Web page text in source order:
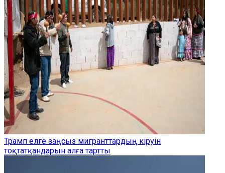
Трамп елге заңсыз мигранттардың кіруін
тоқтатқандарын алға тартты